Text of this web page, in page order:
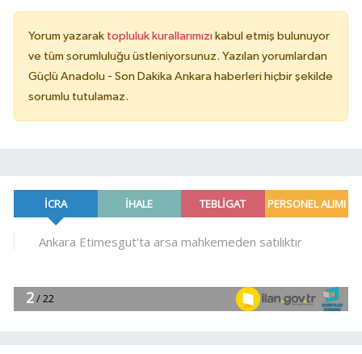
Yorum yazarak topluluk kurallarımızı kabul etmiş bulunuyor
ve tüm sorumluluğu üstleniyorsunuz. Yazılan yorumlardan
Güçlü Anadolu - Son Dakika Ankara haberleri hiçbir şekilde
sorumlu tutulamaz.